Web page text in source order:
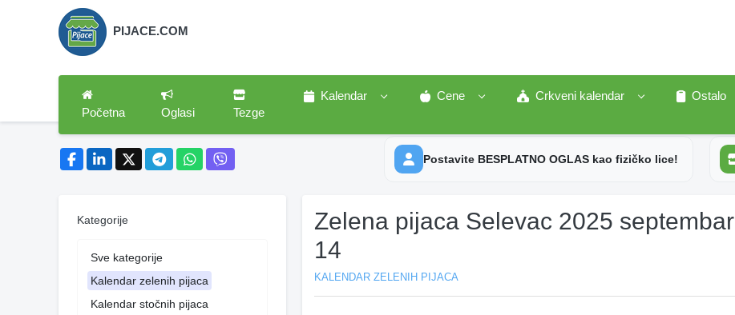
PIJACE.COM
Početna Oglasi Tezge
Kalendar Cene Crkveni kalendar
Ostalo
Postavite BESPLATNO OGLAS kao fizičko lice!
Kategorije
Sve kategorije
Kalendar zelenih pijaca
Kalendar stočnih pijaca
Zelena pijaca Selevac 2025 septembar
14
KALENDAR ZELENIH PIJACA